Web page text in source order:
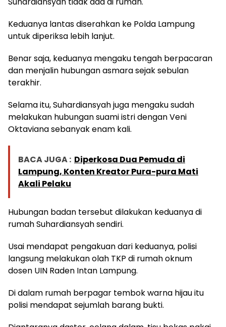
Keduanya lantas diserahkan ke Polda Lampung
untuk diperiksa lebih lanjut.
Benar saja, keduanya mengaku tengah berpacaran
dan menjalin hubungan asmara sejak sebulan
terakhir.
Selama itu, Suhardiansyah juga mengaku sudah
melakukan hubungan suami istri dengan Veni
Oktaviana sebanyak enam kali.
BACA JUGA : Diperkosa Dua Pemuda di
Lampung, Konten Kreator Pura-pura Mati
Akali Pelaku
Hubungan badan tersebut dilakukan keduanya di
rumah Suhardiansyah sendiri.
Usai mendapat pengakuan dari keduanya, polisi
langsung melakukan olah TKP di rumah oknum
dosen UIN Raden Intan Lampung.
Di dalam rumah berpagar tembok warna hijau itu
polisi mendapat sejumlah barang bukti.